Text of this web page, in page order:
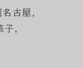
古屋，
，